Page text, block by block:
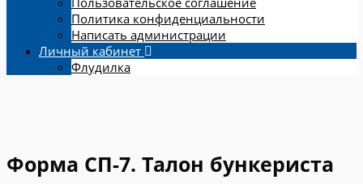
Политика конфиденциальности
Написать администрации
Личный кабинет
Флудилка
Форма СП-7. Талон бункериста